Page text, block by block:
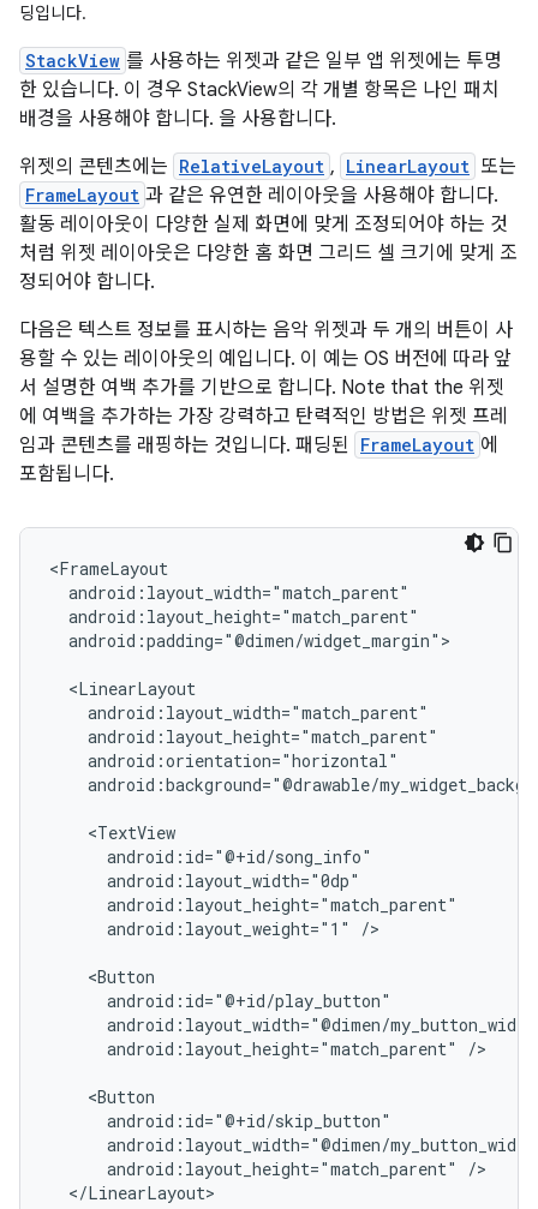
딩입니다.
StackView 를 사용하는 위젯과 같은 일부 앱 위젯에는 투명
한 있습니다. 이 경우 StackView의 각 개별 항목은 나인 패치
배경을 사용해야 합니다. 을 사용합니다.
위젯의 콘텐츠에는 RelativeLayout , LinearLayout 또는
FrameLayout 과 같은 유연한 레이아웃을 사용해야 합니다.
활동 레이아웃이 다양한 실제 화면에 맞게 조정되어야 하는 것
처럼 위젯 레이아웃은 다양한 홈 화면 그리드 셀 크기에 맞게 조
정되어야 합니다.
다음은 텍스트 정보를 표시하는 음악 위젯과 두 개의 버튼이 사
용할 수 있는 레이아웃의 예입니다. 이 예는 OS 버전에 따라 앞
서 설명한 여백 추가를 기반으로 합니다. Note that the 위젯
에 여백을 추가하는 가장 강력하고 탄력적인 방법은 위젯 프레
임과 콘텐츠를 래핑하는 것입니다. 패딩된
FrameLayout 에
포함됩니다.
android:padding="@dimen/widget_margin">
android:background="@drawable/
android:layout_weight="1"
/>
android:layout_height="match_parent" />
android:layout_height="match_parent"
</LinearLayout>